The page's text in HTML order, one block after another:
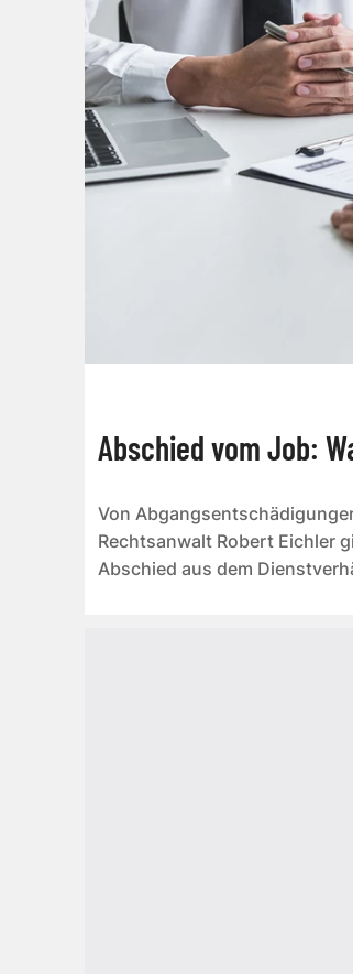
Abschied vom Job:
Von
Rechtsanwalt Robert Eichler
Abschied aus dem